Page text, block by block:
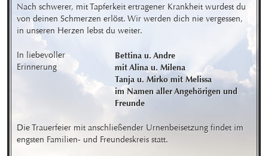
Nach schwerer, mit Tapferkeit ertragener Krankheit wurdest du
von deinen Schmerzen erlöst. Wir werden dich nie vergessen,
in unseren Herzen lebst du weiter.
In liebevoller
Erinnerung
Bettina u. Andre
mit Alina u. Milena
Tanja u. Mirko mit Melissa
im Namen aller Angehörigen und
Freunde
Die Trauerfeier mit anschließender Urnenbeisetzung findet im
engsten Familien- und Freundeskreis statt.